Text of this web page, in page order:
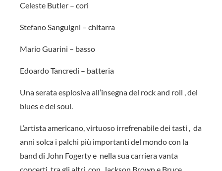
Celeste Butler – cori
Stefano Sanguigni – chitarra
Mario Guarini – basso
Edoardo Tancredi – batteria
Una serata esplosiva all’insegna del rock and roll , del
blues e del soul.
L’artista americano, virtuoso irrefrenabile dei tasti , da
anni solca i palchi più importanti del mondo con la
band di John Fogerty e nella sua carriera vanta